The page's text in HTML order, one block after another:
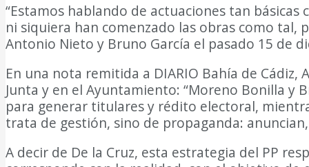
“Estamos hablando de actuaciones tan
ni siquiera han comenzado las obras como tal,
Antonio Nieto y Bruno García el pasado 15 de
En una nota remitida a DIARIO Bahía de
Junta y en el Ayuntamiento: “Moreno Bonilla y
para generar titulares y rédito electoral,
trata de gestión, sino de propaganda:
A decir de De la Cruz, esta estrategia del PP